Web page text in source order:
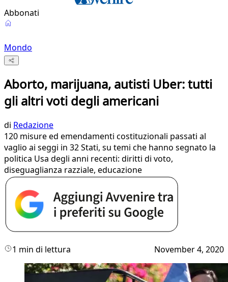
Abbonati
Mondo
Aborto, marijuana, autisti Uber: tutti
gli altri voti degli americani
di Redazione
120 misure ed emendamenti costituzionali passati al
vaglio ai seggi in 32 Stati, su temi che hanno segnato la
politica Usa degli anni recenti: diritti di voto,
diseguaglianza razziale, educazione
1 min di lettura November 4, 2020